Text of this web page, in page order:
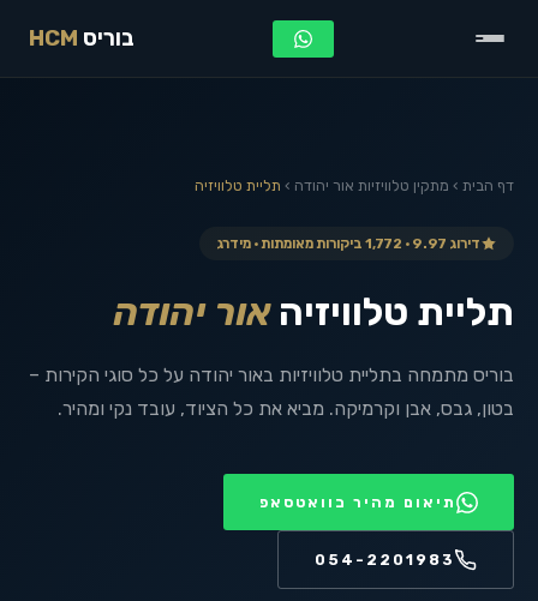
בוריס HCM
דף הבית › מתקין טלוויזיות אור יהודה › תליית טלוויזיה
דירוג 9.97 · 1,772 ביקורות מאומתות · מידרג
תליית טלוויזיה אור יהודה
בוריס מתמחה בתליית טלוויזיות באור יהודה על כל סוגי הקירות –
בטון, גבס, אבן וקרמיקה. מביא את כל הציוד, עובד נקי ומהיר.
תיאום מהיר בוואטסאפ
054-2201983